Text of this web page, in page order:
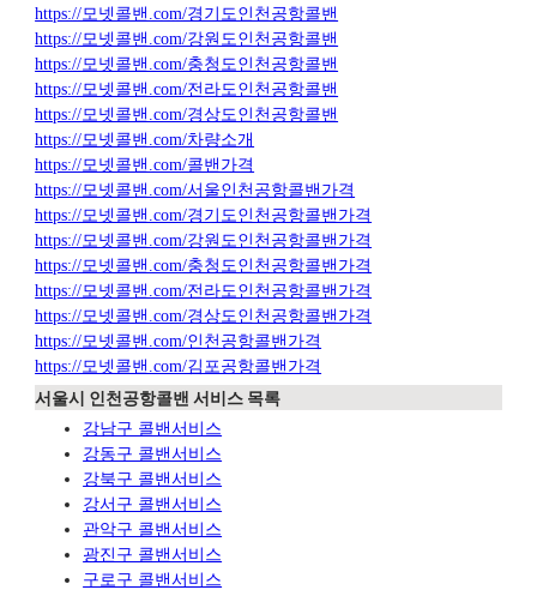
https://모넷콜밴.com/경기도인천공항콜밴
https://모넷콜밴.com/강원도인천공항콜밴
https://모넷콜밴.com/충청도인천공항콜밴
https://모넷콜밴.com/전라도인천공항콜밴
https://모넷콜밴.com/경상도인천공항콜밴
https://모넷콜밴.com/차량소개
https://모넷콜밴.com/콜밴가격
https://모넷콜밴.com/서울인천공항콜밴가격
https://모넷콜밴.com/경기도인천공항콜밴가격
https://모넷콜밴.com/강원도인천공항콜밴가격
https://모넷콜밴.com/충청도인천공항콜밴가격
https://모넷콜밴.com/전라도인천공항콜밴가격
https://모넷콜밴.com/경상도인천공항콜밴가격
https://모넷콜밴.com/인천공항콜밴가격
https://모넷콜밴.com/김포공항콜밴가격
서울시 인천공항콜밴 서비스 목록
강남구 콜밴서비스
강동구 콜밴서비스
강북구 콜밴서비스
강서구 콜밴서비스
관악구 콜밴서비스
광진구 콜밴서비스
구로구 콜밴서비스